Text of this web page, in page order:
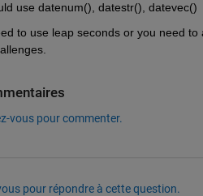
use datenum(), datestr(), datevec()
to use leap seconds or you need
vous pour commenter.
pour répondre à cette question.